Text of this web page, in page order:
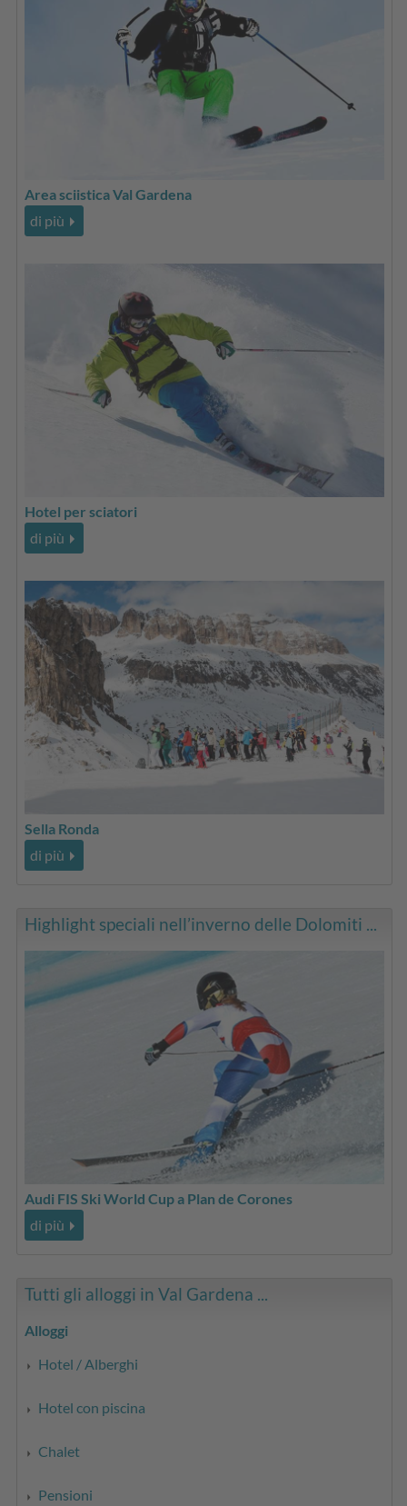
Area sciistica Val Gardena
di più
Hotel per sciatori
di più
Sella Ronda
di più
Highlight speciali nell’inverno delle Dolomiti ...
Audi FIS Ski World Cup a Plan de Corones
di più
Tutti gli alloggi in Val Gardena ...
Alloggi
Hotel / Alberghi
Hotel con piscina
Chalet
Pensioni